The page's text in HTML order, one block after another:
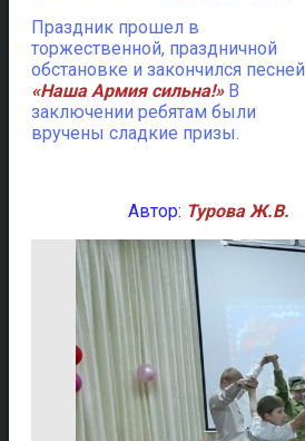
Праздник прошел в
торжественной, праздничной
обстановке и закончился песней
«Наша Армия сильна!»В
заключении ребятам были
вручены сладкие призы.
Автор: Турова Ж.В.